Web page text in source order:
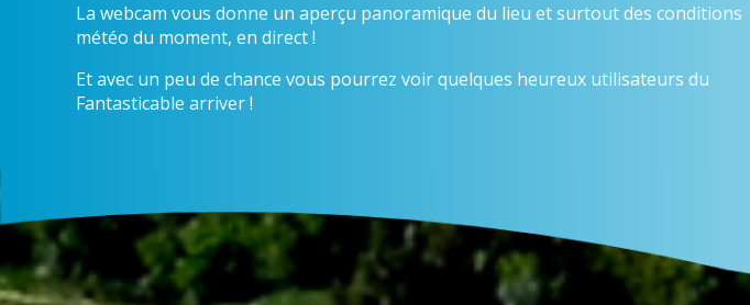
La webcam vous donne un aperçu panoramique du lieu et surtout des conditions
météo du moment, en direct !
Et avec un peu de chance vous pourrez voir quelques heureux utilisateurs du
Fantasticable arriver !